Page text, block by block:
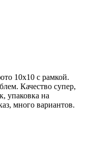
10х10 с рамкой.
Качество супер,
упаковка на
много вариантов.